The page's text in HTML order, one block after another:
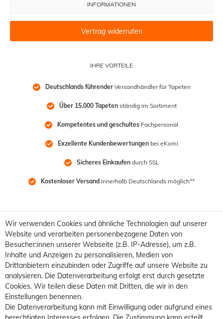
IHRE VORTEILE
Deutschlands führender Versandhändler für Tapeten
Über 15.000 Tapeten ständig im Sortiment
Kompetentes und geschultes Fachpersonal
Exzellente Kundenbewertungen bei eKomi
Sicheres Einkaufen durch SSL
Kostenloser Versand innerhalb Deutschlands möglich**
INFORMATIONEN
Vertrag widerrufen
Wir verwenden Cookies und ähnliche Technologien auf unserer
Website und verarbeiten personenbezogene Daten von
Besucher:innen unserer Webseite (z.B. IP-Adresse), um z.B.
Inhalte und Anzeigen zu personalisieren, Medien von
Drittanbietern einzubinden oder Zugriffe auf unsere Website zu
analysieren. Die Datenverarbeitung erfolgt erst durch gesetzte
Cookies. Wir teilen diese Daten mit Dritten, die wir in den
Einstellungen benennen.
Die Datenverarbeitung kann mit Einwilligung oder aufgrund eines